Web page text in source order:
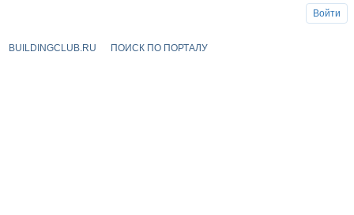
BUILDINGCLUB.RU ПОИСК ПО ПОРТАЛУ
Войти